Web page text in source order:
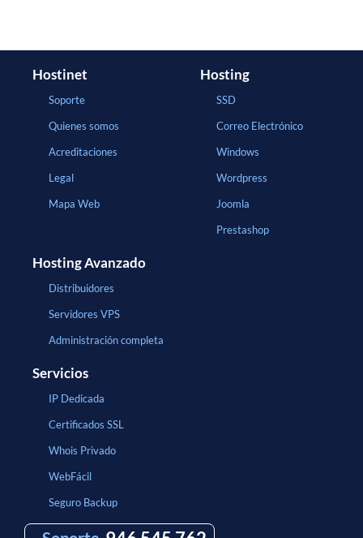
Hostinet
Soporte
Quienes somos
Acreditaciones
Legal
Mapa Web
Hosting
SSD
Correo Electrónico
Windows
Wordpress
Joomla
Prestashop
Hosting Avanzado
Distribuidores
Servidores VPS
Administración completa
Servicios
IP Dedicada
Certificados SSL
Whois Privado
WebFácil
Seguro Backup